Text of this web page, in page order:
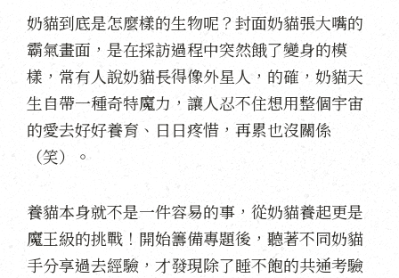
奶貓到底是怎麼樣的生物呢？封面奶貓張大嘴的
霸氣畫面，是在採訪過程中突然餓了變身的模
樣，常有人說奶貓長得像外星人，的確，奶貓天
生自帶一種奇特魔力，讓人忍不住想用整個宇宙
的愛去好好養育、日日疼惜，再累也沒關係
（笑）。
養貓本身就不是一件容易的事，從奶貓養起更是
魔王級的挑戰！開始籌備專題後，聽著不同奶貓
手分享過去經驗，才發現除了睡不飽的共通考驗